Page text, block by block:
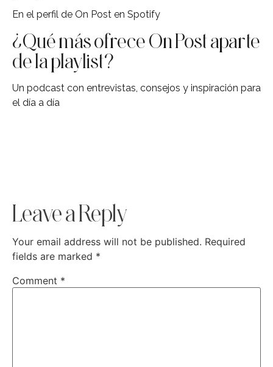
En el perfil de On Post en Spotify
¿Qué más ofrece On Post aparte
de la playlist?
Un podcast con entrevistas, consejos y inspiración para
el día a día
Leave a Reply
Your email address will not be published. Required
fields are marked *
Comment *